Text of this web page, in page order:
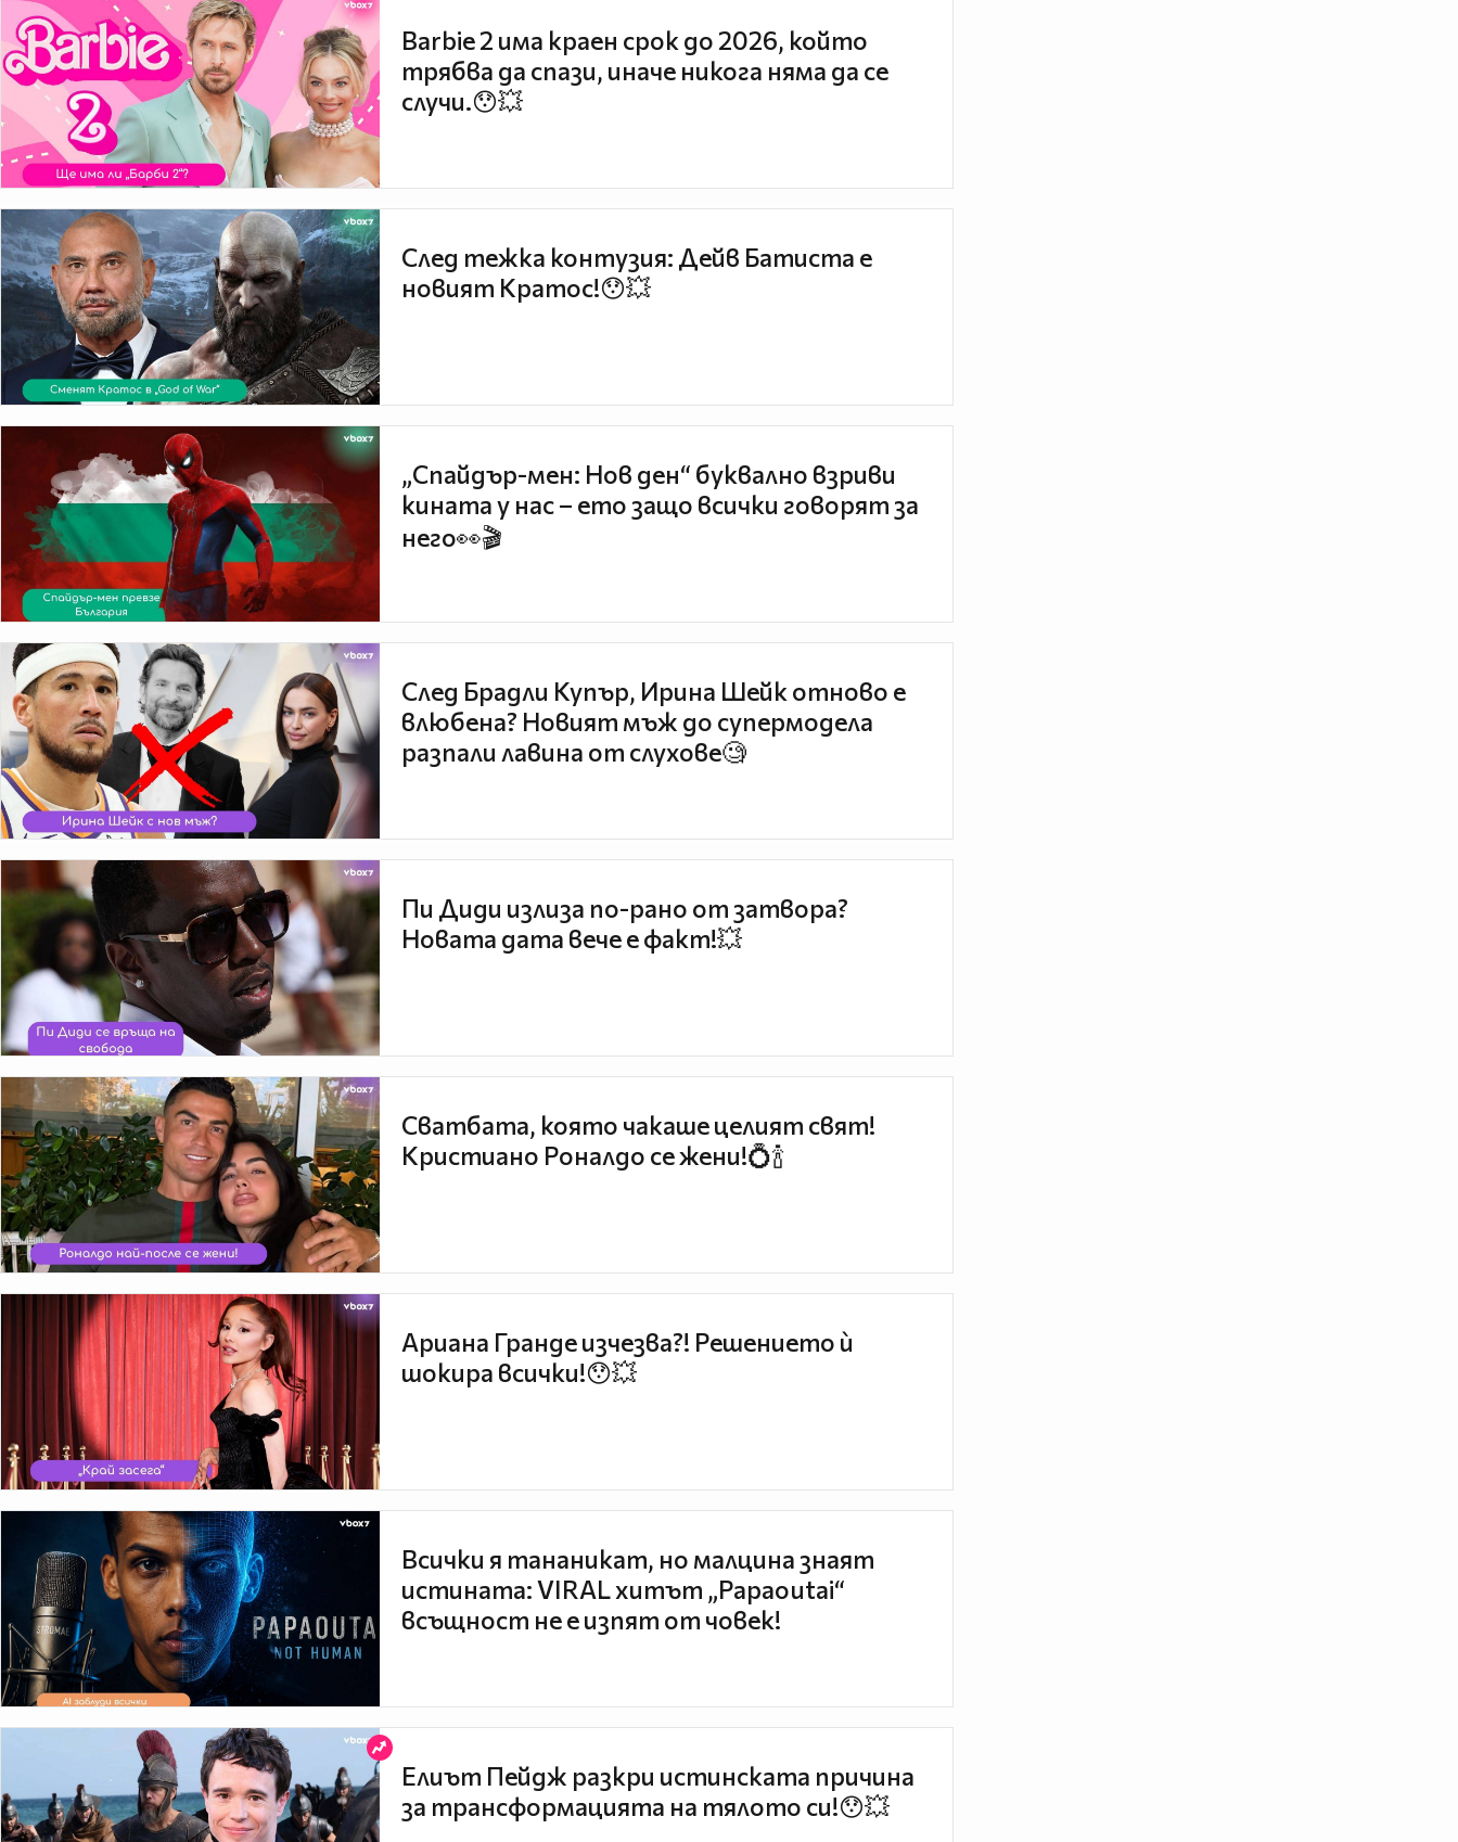
Barbie 2 има краен срок до 2026, който
трябва да спази, иначе никога няма да се
случи.😯💥
След тежка контузия: Дейв Батиста е
новият Кратос!😯💥
„Спайдър-мен: Нов ден“ буквално взриви
кината у нас – ето защо всички говорят за
него👀🎬
След Брадли Купър, Ирина Шейк отново е
влюбена? Новият мъж до супермодела
разпали лавина от слухове🧐
Пи Диди излиза по-рано от затвора?
Новата дата вече е факт!💥
Сватбата, която чакаше целият свят!
Кристиано Роналдо се жени!💍🍾
Ариана Гранде изчезва?! Решението ѝ
шокира всички!😯💥
Всички я тананикат, но малцина знаят
истината: VIRAL хитът „Papaoutai“
всъщност не е изпят от човек!
Елиът Пейдж разкри истинската причина
за трансформацията на тялото си!😯💥